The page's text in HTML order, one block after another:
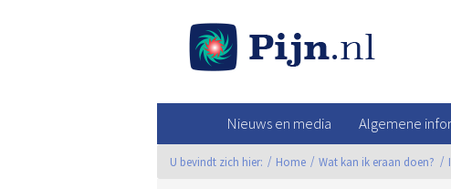
Nieuws en media Algemene
U bevindt zich hier: Home Wat kan ik eraan doen?